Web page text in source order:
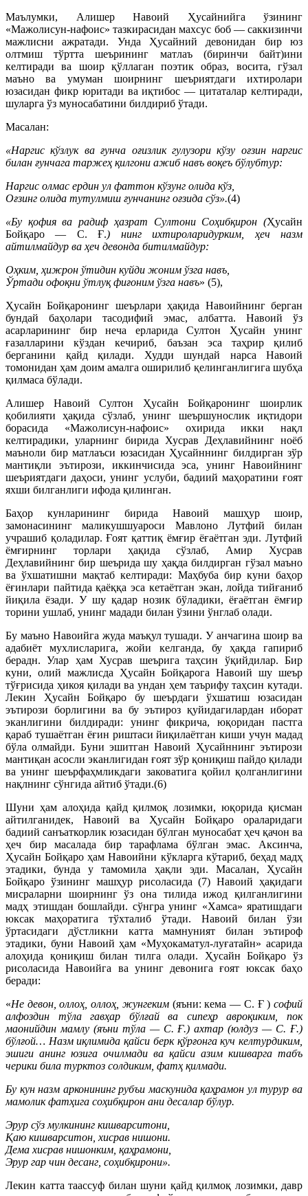
Маълумки, Алишер Навоий Ҳусайнийга ўзининг
«Мажолисун-нафоис» тазкирасидан махсус боб — саккизинчи
мажлисни ажратади. Унда Ҳусайний девонидан бир юз
олтмиш тўртта шеърининг матлаъ (биринчи байт)ини
келтиради ва шоир қўллаган поэтик образ, восита, гўзал
маъно ва умуман шоирнинг шеъриятдаги ихтиролари
юзасидан фикр юритади ва иқтибос — цитаталар келтиради,
шуларга ўз муносабатини билдириб ўтади.
Масалан:
«Наргис кўзлук ва ғунча оғизлик гулузори кўзу оғзин наргис
билан ғунчага таржеҳ қилгони ажиб навъ воқеъ бўлубтур:
Наргис олмас ердин ул фаттон кўзунг олида кўз,
Оғзинг олида тутулмиш ғунчанинг оғзида сўз».(4)
«Бу қофия ва радиф ҳазрат Султони Соҳибқирон (Ҳусайн
Бойқаро — С. Ғ.) нинг ихтироларидурким, ҳеч назм
айтилмайдур ва ҳеч девонда битилмайдур:
Оҳким, ҳижрон ўтидин куйди жоним ўзга навъ,
Ўртади офоқни ўтлуқ фиғоним ўзга навъ» (5),
Ҳусайн Бойқаронинг шеърлари ҳақида Навоийнинг берган
бундай баҳолари тасодифий эмас, албатта. Навоий ўз
асарларининг бир неча ерларида Султон Ҳусайн унинг
ғазалларини кўздан кечириб, баъзан эса таҳрир қилиб
берганини қайд қилади. Худди шундай нарса Навоий
томонидан ҳам доим амалга оширилиб қелинганлигига шубҳа
қилмаса бўлади.
Алишер Навоий Султон Ҳусайн Бойқаронинг шоирлик
қобилияти ҳақида сўзлаб, унинг шеършунослик иқтидори
борасида «Мажолисун-нафоис» охирида икки нақл
келтирадики, уларнинг бирида Хусрав Деҳлавийнинг ноёб
маъноли бир матлаъси юзасидан Ҳусайннинг билдирган зўр
мантиқли эътирози, иккинчисида эса, унинг Навоийнинг
шеъриятдаги даҳоси, унинг услуби, бадиий маҳоратини ғоят
яхши билганлиги ифода қилинган.
Баҳор кунларининг бирида Навоий машҳур шоир,
замонасининг маликушшуароси Мавлоно Лутфий билан
учрашиб қоладилар. Ғоят қаттиқ ёмғир ёғаётган эди. Лутфий
ёмғирнинг торлари ҳақида сўзлаб, Амир Хусрав
Деҳлавийнинг бир шеърида шу ҳақда билдирган гўзал маъно
ва ўхшатишни мақтаб келтиради: Маҳбуба бир куни баҳор
ёғинлари пайтида қаёққа эса кетаётган экан, лойда тийғаниб
йиқила ёзади. У шу қадар нозик бўладики, ёғаётган ёмғир
торини ушлаб, унинг мадади билан ўзини ўнглаб олади.
Бу маъно Навоийга жуда маъқул тушади. У анчагина шоир ва
адабиёт мухлисларига, жойи келганда, бу ҳақда гапириб
берадн. Улар ҳам Хусрав шеърига таҳсин ўқийдилар. Бир
куни, олий мажлисда Ҳусайн Бойқарога Навоий шу шеър
тўғрисида ҳикоя қилади ва ундан ҳем таърифу таҳсин кутади.
Лекин Ҳусайн Бойқаро бу шеърдаги ўхшатиш юзасидан
эътирози борлигини ва бу эътироз қуйидагилардан иборат
эканлигини билдиради: унинг фикрича, юқоридан пастга
қараб тушаётган ёғин риштаси йиқилаётган киши учун мадад
бўла олмайди. Буни эшитган Навоий Ҳусайннинг эътирози
мантиқан асосли эканлигидан ғоят зўр қониқиш пайдо қилади
ва унинг шеърфаҳмликдаги заковатига қойил қолганлигини
нақлнинг сўнгида айтиб ўтади.(6)
Шуни ҳам алоҳида қайд қилмоқ лозимки, юқорида қисман
айтилганидек, Навоий ва Ҳусайн Бойқаро ораларидаги
бадиий санъаткорлик юзасидан бўлган муносабат ҳеч қачон ва
ҳеч бир масалада бир тарафлама бўлган эмас. Аксинча,
Ҳусайн Бойқаро ҳам Навоийни кўкларга кўтариб, беҳад мадҳ
этадики, бунда у тамомила ҳақли эди. Масалан, Ҳусайн
Бойқаро ўзининг машҳур рисоласида (7) Навоий ҳақидаги
мисраларни шоирнинг ўз она тилида ижод қилганлигини
мадҳ этишдан бошлайди. сўнгра унинг «Хамса» яратишдаги
юксак маҳоратига тўхталиб ўтади. Навоий билан ўзи
ўртасидаги дўстликни катта мамнуният билан эътироф
этадики, буни Навоий ҳам «Муҳокаматул-луғатайн» асарида
алоҳида қониқиш билан тилга олади. Ҳусайн Бойқаро ўз
рисоласида Навоийга ва унинг девонига ғоят юксак баҳо
беради:
«Не девон, оллоҳ, оллоҳ, жунгеким(яъни: кема — С. Ғ ) софий
алфоздин тўла гавҳар бўлғай ва сипеҳр авроқиким, пок
маонийдин мамлу (яъни тўла — С. Ғ.) ахтар (юлдуз — С. Ғ.)
бўлғой… Назм иқлимида қайси берк қўрғонга куч келтурдиким,
эшиги анинг юзига очилмади ва қайси азим кишварга табъ
черики била турктоз солдиким, фатҳ қилмади.
Бу кун назм арконининг рубъи маскунида қаҳрамон ул турур ва
мамолик фатҳига соҳибқирон ани десалар бўлур.
Эрур сўз мулкининг кишварситони,
Қаю кишварситон, хисрав нишони.
Дема хисрав нишонким, қаҳрамони,
Эрур гар чин десанг, соҳибқирони».
Лекин катта таассуф билан шуни қайд қилмоқ лозимки, давр